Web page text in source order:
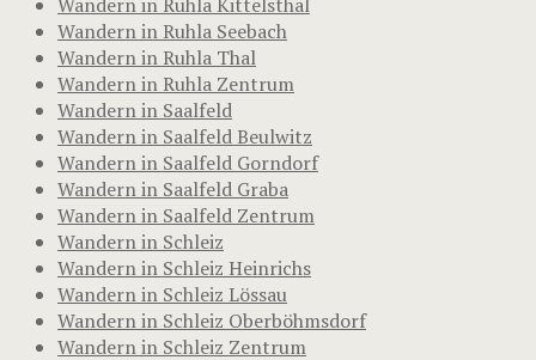
Wandern in Ruhla Seebach
Wandern in Ruhla Thal
Wandern in Ruhla Zentrum
Wandern in Saalfeld
Wandern in Saalfeld Beulwitz
Wandern in Saalfeld Gorndorf
Wandern in Saalfeld Graba
Wandern in Saalfeld Zentrum
Wandern in Schleiz
Wandern in Schleiz Heinrichs
Wandern in Schleiz Lössau
Wandern in Schleiz Oberböhmsdorf
Wandern in Schleiz Zentrum